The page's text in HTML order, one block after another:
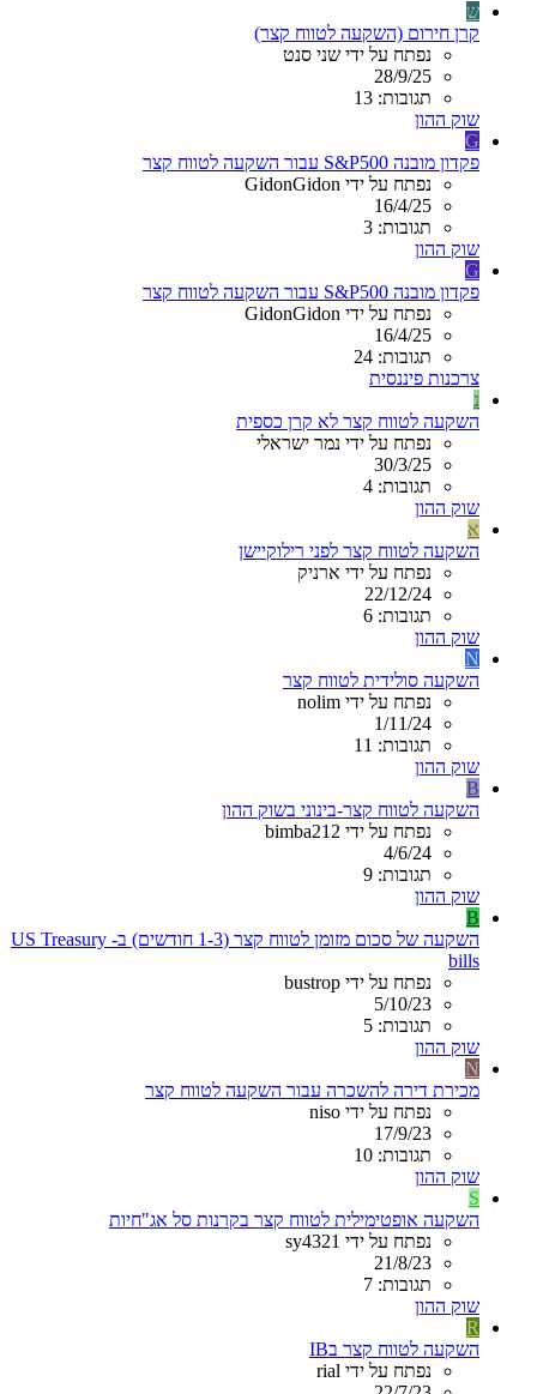
ש
קרן חירום (השקעה לטווח קצר)
נפתח על ידי שני סנט
28/9/25
תגובות: 13
שוק ההון
G
פקדון מובנה S&P500 עבור השקעה לטווח קצר
נפתח על ידי GidonGidon
16/4/25
תגובות: 3
שוק ההון
G
פקדון מובנה S&P500 עבור השקעה לטווח קצר
נפתח על ידי GidonGidon
16/4/25
תגובות: 24
צרכנות פיננסית
נ
השקעה לטווח קצר לא קרן כספית
נפתח על ידי נמר ישראלי
30/3/25
תגובות: 4
שוק ההון
א
השקעה לטווח קצר לפני רילוקיישן
נפתח על ידי ארניק
22/12/24
תגובות: 6
שוק ההון
N
השקעה סולידית לטווח קצר
נפתח על ידי nolim
1/11/24
תגובות: 11
שוק ההון
B
השקעה לטווח קצר-בינוני בשוק ההון
נפתח על ידי bimba212
4/6/24
תגובות: 9
שוק ההון
B
השקעה של סכום מזומן לטווח קצר (1-3 חודשים) ב- US Treasury
bills
נפתח על ידי bustrop
5/10/23
תגובות: 5
שוק ההון
N
מכירת דירה להשכרה עבור השקעה לטווח קצר
נפתח על ידי niso
17/9/23
תגובות: 10
שוק ההון
S
השקעה אופטימילית לטווח קצר בקרנות סל אג"חיות
נפתח על ידי sy4321
21/8/23
תגובות: 7
שוק ההון
R
השקעה לטווח קצר בIB
נפתח על ידי rial